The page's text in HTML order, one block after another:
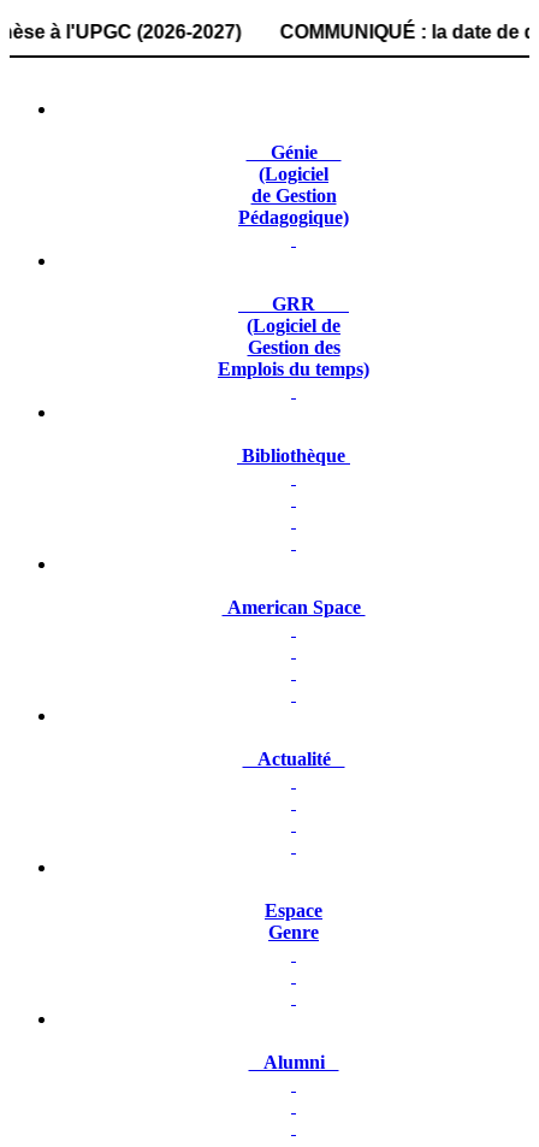
l'UPGC (2026-2027) COMMUNIQUÉ : la date de
Génie
(Logiciel
de Gestion
Pédagogique)
GRR
(Logiciel de
Gestion des
Emplois du temps)
Bibliothèque
American Space
Actualité
Espace
Genre
Alumni